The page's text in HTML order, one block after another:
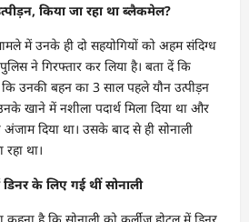
किया जा रहा था ब्लैकमेल?
में उनके ही दो सहयोगियों को अहम संदिग्ध
पुलिस ने गिरफ्तार कर लिया है। बता दें कि
उनकी बहन का 3 साल पहले यौन उत्पीड़न
खाने में नशीला पदार्थ मिला दिया था और
दिया था। उसके बाद से ही सोनाली
था।
के लिए गई थीं सोनाली